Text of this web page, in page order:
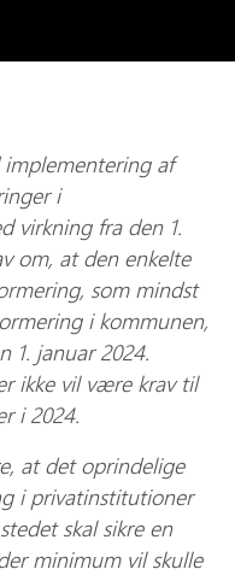
af
i
virkning fra den 1.
om, at den enkelte
som mindst
i kommunen,
1. januar 2024.
ikke vil være krav til
i 2024.
at det oprindelige
i privatinstitutioner
skal sikre en
minimum vil skulle